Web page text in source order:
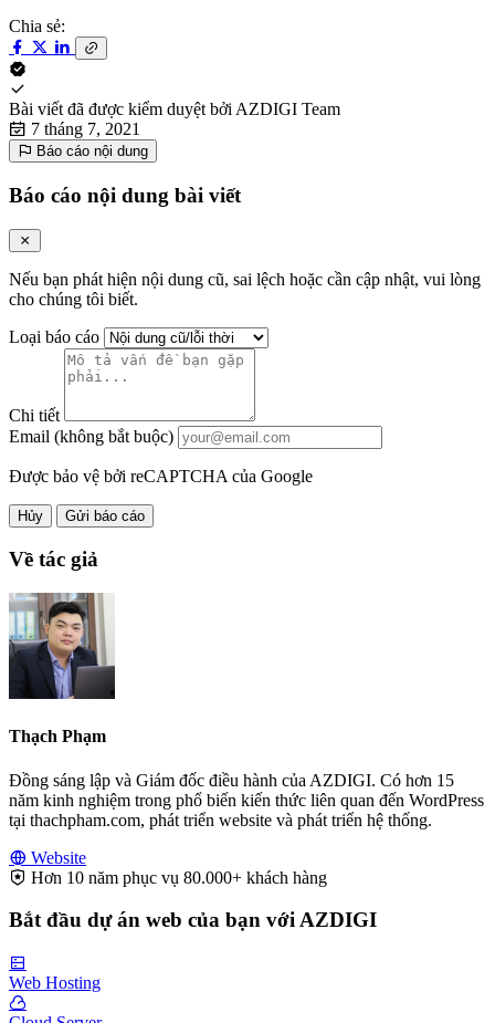
Chia sẻ:
Bài viết đã được kiểm duyệt bởi AZDIGI Team
7 tháng 7, 2021
Báo cáo nội dung
Báo cáo nội dung bài viết
Nếu bạn phát hiện nội dung cũ, sai lệch hoặc cần cập nhật, vui lòng
cho chúng tôi biết.
Loại báo cáo
Chi tiết
Email (không bắt buộc)
Được bảo vệ bởi reCAPTCHA của Google
Hủy Gửi báo cáo
Về tác giả
Thạch Phạm
Đồng sáng lập và Giám đốc điều hành của AZDIGI. Có hơn 15
năm kinh nghiệm trong phổ biến kiến thức liên quan đến WordPress
tại thachpham.com, phát triển website và phát triển hệ thống.
Website
Hơn 10 năm phục vụ 80.000+ khách hàng
Bắt đầu dự án web của bạn với AZDIGI
Web Hosting